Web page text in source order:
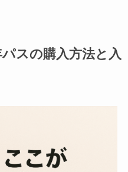
スの購入方法と入